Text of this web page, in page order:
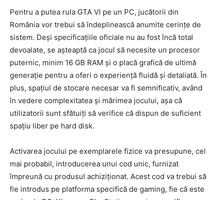
Pentru a putea rula GTA VI pe un PC, jucătorii din
România vor trebui să îndeplinească anumite cerințe de
sistem. Deși specificațiile oficiale nu au fost încă total
devoalate, se așteaptă ca jocul să necesite un procesor
puternic, minim 16 GB RAM și o placă grafică de ultimă
generație pentru a oferi o experiență fluidă și detaliată. În
plus, spațiul de stocare necesar va fi semnificativ, având
în vedere complexitatea și mărimea jocului, așa că
utilizatorii sunt sfătuiți să verifice că dispun de suficient
spațiu liber pe hard disk.
Activarea jocului pe exemplarele fizice va presupune, cel
mai probabil, introducerea unui cod unic, furnizat
împreună cu produsul achiziționat. Acest cod va trebui să
fie introdus pe platforma specifică de gaming, fie că este